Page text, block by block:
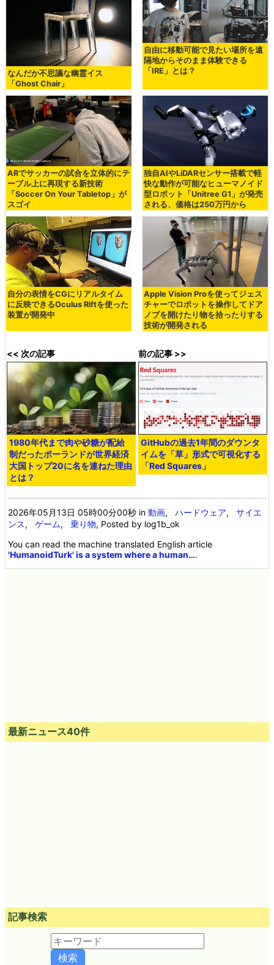
なんだか不思議な幽霊イス
「Ghost Chair」
自由に移動可能で見たい場所を遠
隔地からそのまま体験できる
「IRE」とは？
ARでサッカーの試合を立体的にテ
ーブル上に再現する新技術
「Soccer On Your Tabletop」が
スゴイ
独自AIやLiDARセンサー搭載で軽
快な動作が可能なヒューマノイド
型ロボット「Unitree G1」が発売
される、価格は250万円から
自分の表情をCGにリアルタイム
に反映できるOculus Riftを使った
装置が開発中
Apple Vision Proを使ってジェス
チャーでロボットを操作してドア
ノブを開けたり物を拾ったりする
技術が開発される
<< 次の記事
1980年代まで肉や砂糖が配給
制だったポーランドが世界経済
大国トップ20に名を連ねた理由
とは？
前の記事 >>
GitHubの過去1年間のダウンタ
イムを「草」形式で可視化する
「Red Squares」
2026年05月13日 05時00分00秒 in動画,ハードウェア,サイエ
ンス,ゲーム,乗り物, Posted by log1b_ok
You can read the machine translated English article
'HumanoidTurk' is a system where a human….
最新ニュース40件
記事検索